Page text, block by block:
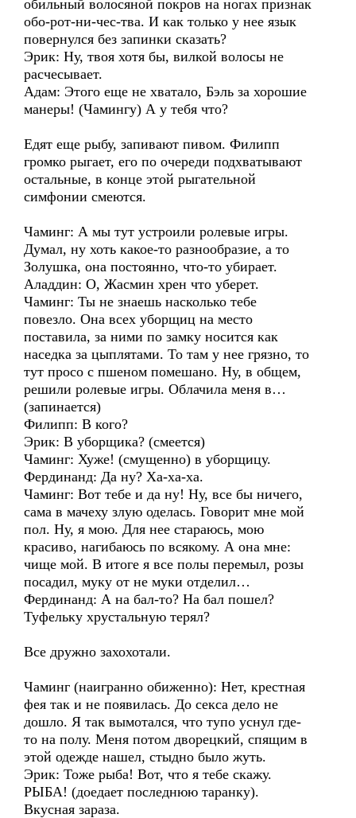
обильный волосяной покров на ногах признак
обо-рот-ни-чес-тва. И как только у нее язык
повернулся без запинки сказать?
Эрик: Ну, твоя хотя бы, вилкой волосы не
расчесывает.
Адам: Этого еще не хватало, Бэль за хорошие
манеры! (Чамингу) А у тебя что?
Едят еще рыбу, запивают пивом. Филипп
громко рыгает, его по очереди подхватывают
остальные, в конце этой рыгательной
симфонии смеются.
Чаминг: А мы тут устроили ролевые игры.
Думал, ну хоть какое-то разнообразие, а то
Золушка, она постоянно, что-то убирает.
Аладдин: О, Жасмин хрен что уберет.
Чаминг: Ты не знаешь насколько тебе
повезло. Она всех уборщиц на место
поставила, за ними по замку носится как
наседка за цыплятами. То там у нее грязно, то
тут просо с пшеном помешано. Ну, в общем,
решили ролевые игры. Облачила меня в…
(запинается)
Филипп: В кого?
Эрик: В уборщика? (смеется)
Чаминг: Хуже! (смущенно) в уборщицу.
Фердинанд: Да ну? Ха-ха-ха.
Чаминг: Вот тебе и да ну! Ну, все бы ничего,
сама в мачеху злую оделась. Говорит мне мой
пол. Ну, я мою. Для нее стараюсь, мою
красиво, нагибаюсь по всякому. А она мне:
чище мой. В итоге я все полы перемыл, розы
посадил, муку от не муки отделил…
Фердинанд: А на бал-то? На бал пошел?
Туфельку хрустальную терял?
Все дружно захохотали.
Чаминг (наигранно обиженно): Нет, крестная
фея так и не появилась. До секса дело не
дошло. Я так вымотался, что тупо уснул где-
то на полу. Меня потом дворецкий, спящим в
этой одежде нашел, стыдно было жуть.
Эрик: Тоже рыба! Вот, что я тебе скажу.
РЫБА! (доедает последнюю таранку).
Вкусная зараза.